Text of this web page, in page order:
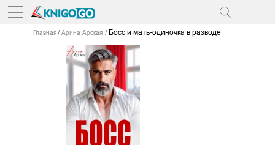
Главная Арина Арская Босс и мать-одиночка в разводе